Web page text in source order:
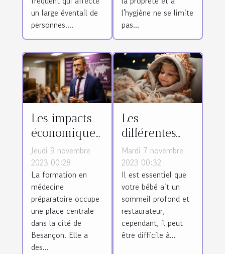
un large éventail de
personnes....
l'hygiène ne se limite
pas...
Les impacts
économiques
de la
formation en
médecine
préparatoire
à Besançon
Jeudi 9 novembre
2023 00:28
La formation en
médecine
préparatoire occupe
une place centrale
dans la cité de
Besançon. Elle a
des...
Les
différentes
méthodes
pour
favoriser le
sommeil de
votre bébé
Mardi 7 novembre
2023 00:32
Il est essentiel que
votre bébé ait un
sommeil profond et
restaurateur,
cependant, il peut
être difficile à...